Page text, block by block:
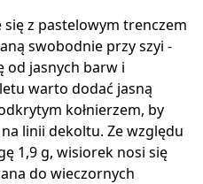
z pastelowym trenczem
swobodnie przy szyi -
od jasnych barw i
warto dodać jasną
kołnierzem, by
linii dekoltu. Ze względu
1,9 g, wisiorek nosi się
do wieczornych